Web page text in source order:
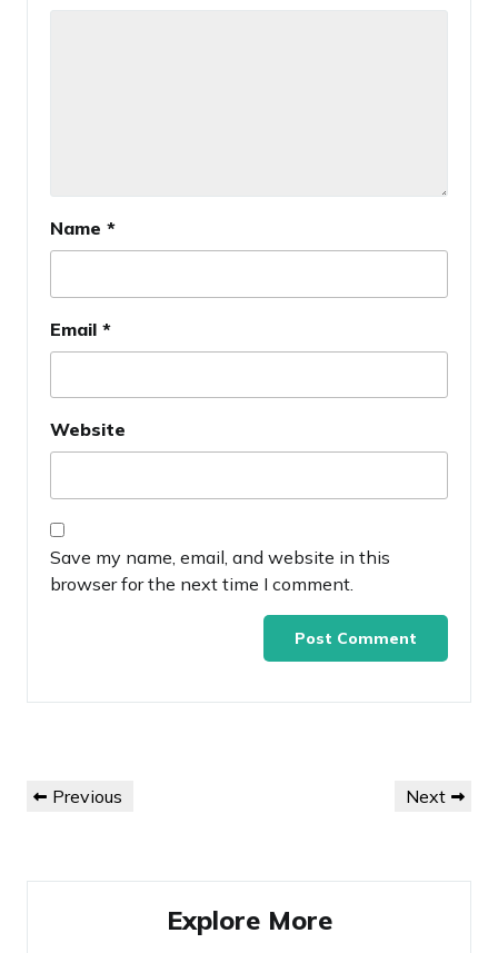
Name *
Email *
Website
Save my name, email, and website in this
browser for the next time I comment.
navigation
Previous
Previous
Next
Next
Explore More